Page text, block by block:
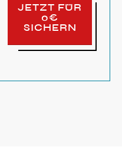
JETZT FÜR
0€
SICHERN